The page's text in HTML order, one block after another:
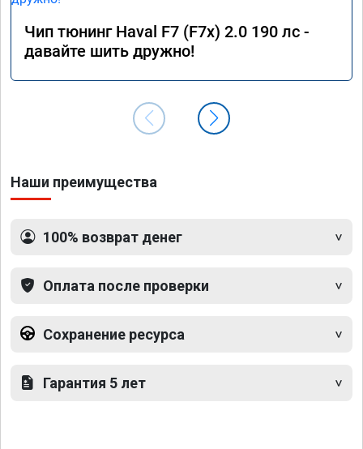
Чип тюнинг Haval F7 (F7x) 2.0 190 лс -
давайте шить дружно!
Наши преимущества
100% возврат денег
Оплата после проверки
Сохранение ресурса
Гарантия 5 лет